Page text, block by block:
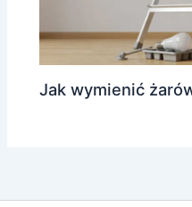
Jak wymienić